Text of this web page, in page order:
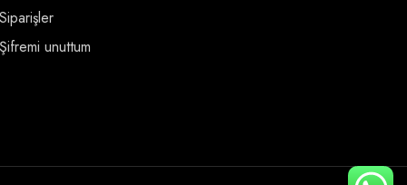
Siparişler
Şifremi unuttum